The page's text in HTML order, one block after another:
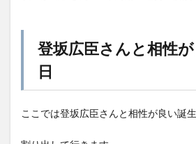
登坂広臣さんと相性
日
ここでは登坂広臣さんと相性が良い誕